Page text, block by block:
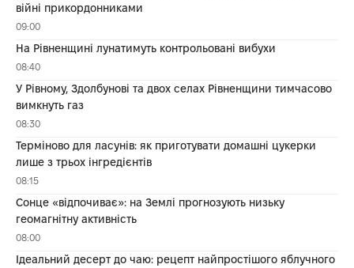
війні прикордонниками
09:00
На Рівненщині лунатимуть контрольовані вибухи
08:40
У Рівному, Здолбунові та двох селах Рівненщини тимчасово
вимкнуть газ
08:30
Терміново для ласунів: як приготувати домашні цукерки
лише з трьох інгредієнтів
08:15
Сонце «відпочиває»: на Землі прогнозують низьку
геомагнітну активність
08:00
Ідеальний десерт до чаю: рецепт найпростішого яблучного